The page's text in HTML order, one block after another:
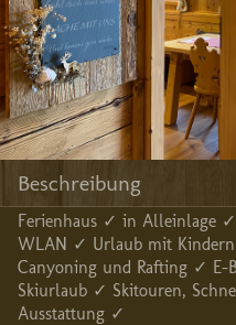
Beschreibung
Ferienhaus ✓ in Alleinlage
WLAN ✓ Urlaub mit
Canyoning und Rafting ✓
Skiurlaub ✓ Skitouren,
Ausstattung ✓